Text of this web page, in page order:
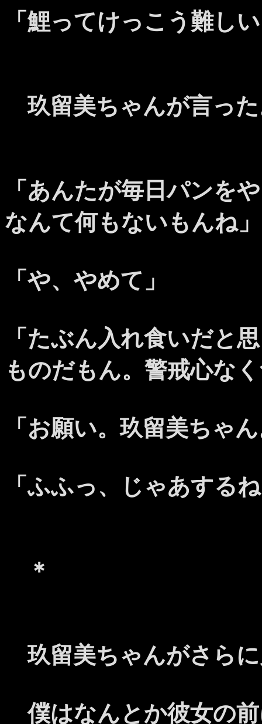
「鯉ってけっこう難し
玖留美ちゃんが言っ
「あんたが毎日パンを
なんて何もないもんね」
「や、やめて」
「たぶん入れ食いだと
ものだもん。警戒心な
「お願い。玖留美ちゃ
「ふふっ、じゃあする
＊
玖留美ちゃんがさら
僕はなんとか彼女の